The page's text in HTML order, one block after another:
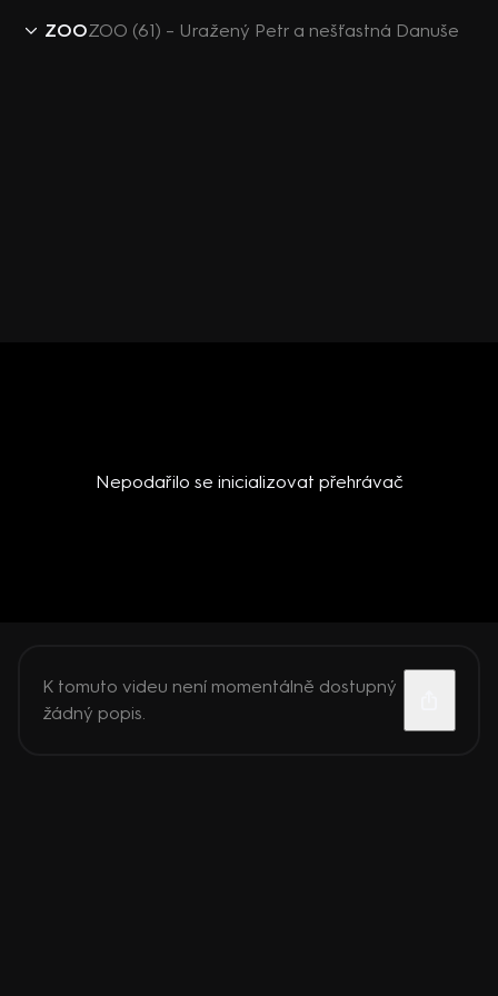
ZOOZOO (61) – Uražený Petr a nešťastná Danuše
Nepodařilo se inicializovat přehrávač
K tomuto videu není momentálně dostupný
žádný popis.